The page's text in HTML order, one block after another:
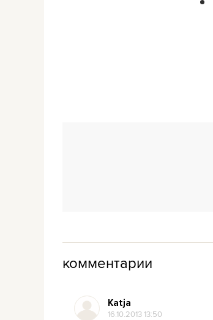
комментарии
Katja
16.10.2013 13:50